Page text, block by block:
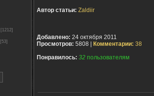
[1212]
[53]
Автор статьи: Zaldiir
Добавлено: 24 октября 2011
Просмотров: 5808 | Комментарии: 38
Понравилось: 32 пользователям